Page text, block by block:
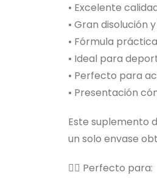
• Excelente
• Gran disolución
• Fórmula
• Ideal para
• Perfecto para
• Presentación
Este suplemento
un solo envase
🏋️‍♂️ Perfecto para: